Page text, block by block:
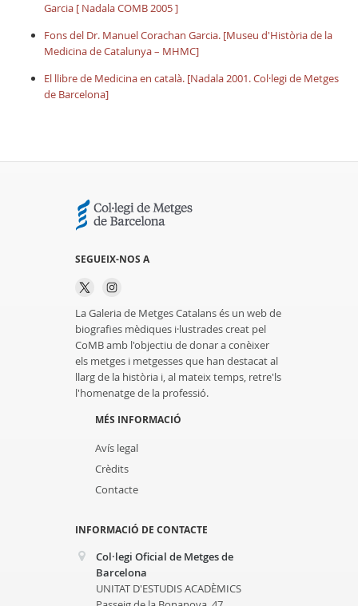
Garcia [ Nadala COMB 2005 ]
Fons del Dr. Manuel Corachan Garcia. [Museu d'Història de la
Medicina de Catalunya – MHMC]
El llibre de Medicina en català. [Nadala 2001. Col·legi de Metges
de Barcelona]
SEGUEIX-NOS A
La Galeria de Metges Catalans és un web de
biografies mèdiques i·lustrades creat pel
CoMB amb l'objectiu de donar a conèixer
els metges i metgesses que han destacat al
llarg de la història i, al mateix temps, retre'ls
l'homenatge de la professió.
MÉS INFORMACIÓ
Avís legal
Crèdits
Contacte
INFORMACIÓ DE CONTACTE
Col·legi Oficial de Metges de
Barcelona
UNITAT D'ESTUDIS ACADÈMICS